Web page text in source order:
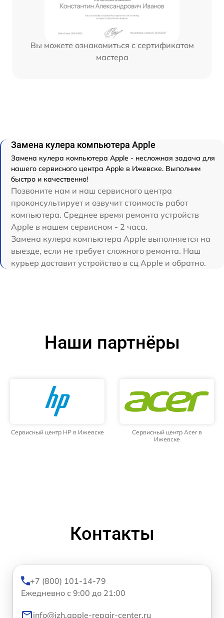
Вы можете ознакомиться с сертификатом
мастера
Замена кулера компьютера Apple
Замена кулера компьютера Apple - несложная задача для
нашего сервисного центра Apple в Ижевске. Выполним
быстро и качественно!
Позвоните нам и наш сервисного центра
проконсультирует и озвучит стоимость работ
компьютера. Среднее время ремонта устройств
Apple в нашем сервисном - 2 часа.
Замена кулера компьютера Apple выполняется на
выезде, если не требует сложного ремонта. Наш
курьер доставит устройство в сц Apple и обратно.
Наши партнёры
Сервисный центр HP в Ижевске
Сервисный центр Acer в
Ижевске
Контакты
+7 (800) 101-14-79
Ежедневно с 9:00 до 21:00
info@izh.apple-repair-center.ru